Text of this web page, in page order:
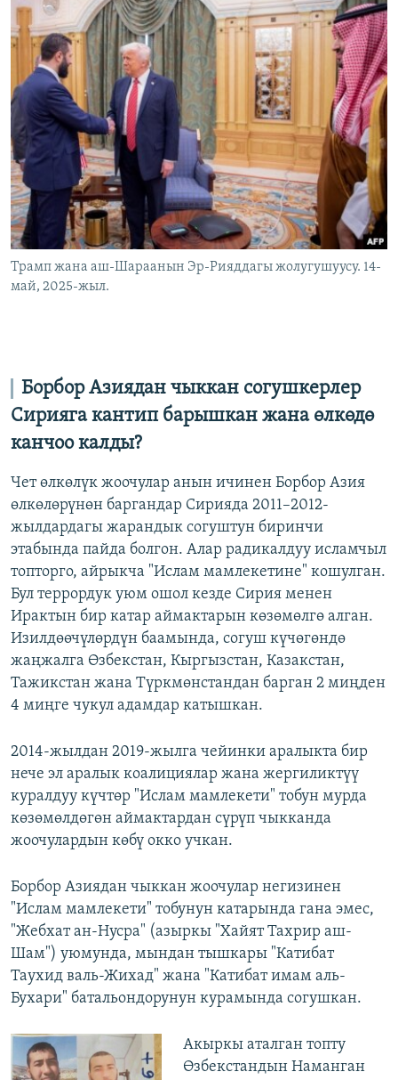
Трамп жана аш-Шараанын Эр-Рияддагы жолугушуусу. 14-
май, 2025-жыл.
Борбор Азиядан чыккан согушкерлер
Сирияга кантип барышкан жана өлкөдө
канчоо калды?
Чет өлкөлүк жоочулар анын ичинен Борбор Азия
өлкөлөрүнөн баргандар Сирияда 2011–2012-
жылдардагы жарандык согуштун биринчи
этабында пайда болгон. Алар радикалдуу исламчыл
топторго, айрыкча "Ислам мамлекетине" кошулган.
Бул террордук уюм ошол кезде Сирия менен
Ирактын бир катар аймактарын көзөмөлгө алган.
Изилдөөчүлөрдүн баамында, согуш күчөгөндө
жаңжалга Өзбекстан, Кыргызстан, Казакстан,
Тажикстан жана Түркмөнстандан барган 2 миңден
4 миңге чукул адамдар катышкан.
2014-жылдан 2019-жылга чейинки аралыкта бир
нече эл аралык коалициялар жана жергиликтүү
куралдуу күчтөр "Ислам мамлекети" тобун мурда
көзөмөлдөгөн аймактардан сүрүп чыкканда
жоочулардын көбү окко учкан.
Борбор Азиядан чыккан жоочулар негизинен
"Ислам мамлекети" тобунун катарында гана эмес,
"Жебхат ан-Нусра" (азыркы "Хайят Тахрир аш-
Шам") уюмунда, мындан тышкары "Катибат
Таухид валь-Жихад" жана "Катибат имам аль-
Бухари" батальондорунун курамында согушкан.
Акыркы аталган топту
Өзбекстандын Наманган